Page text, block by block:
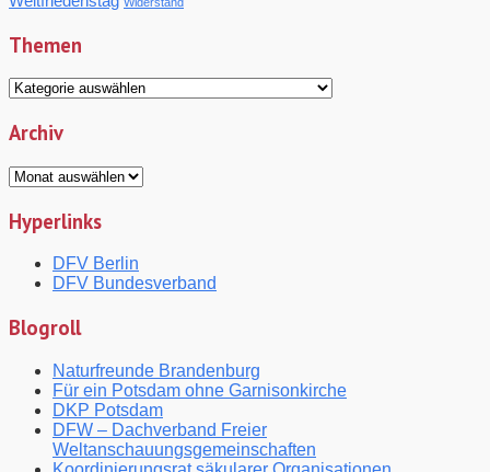
Themen
Themen
Archiv
Archiv
Hyperlinks
DFV Berlin
DFV Bundesverband
Blogroll
Naturfreunde Brandenburg
Für ein Potsdam ohne Garnisonkirche
DKP Potsdam
DFW – Dachverband Freier
Weltanschauungsgemeinschaften